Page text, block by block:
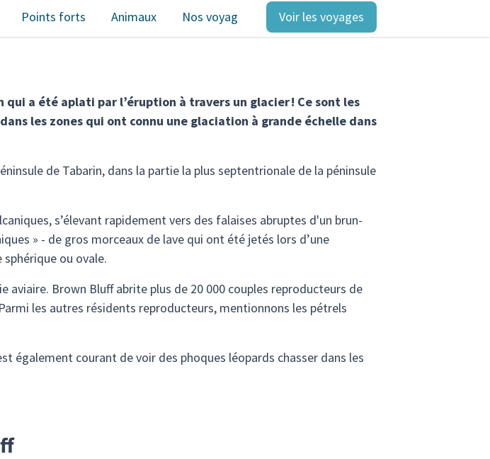
Points forts Animaux Nos voyages Voir les voyages
a été aplati par l’éruption à travers un glacier ! Ce sont les
les zones qui ont connu une glaciation à grande échelle dans
de Tabarin, dans la partie la plus septentrionale de la péninsule
s’élevant rapidement vers des falaises abruptes d'un brun-
» - de gros morceaux de lave qui ont été jetés lors d’une
ou ovale.
aviaire. Brown Bluff abrite plus de 20 000 couples reproducteurs de
les autres résidents reproducteurs, mentionnons les pétrels
également courant de voir des phoques léopards chasser dans les